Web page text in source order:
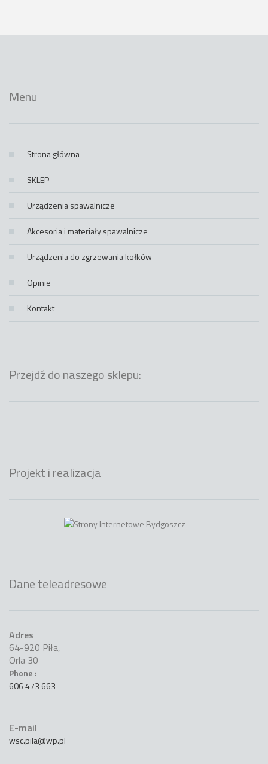
Menu
Strona główna
SKLEP
Urządzenia spawalnicze
Akcesoria i materiały spawalnicze
Urządzenia do zgrzewania kołków
Opinie
Kontakt
Przejdź do naszego sklepu:
Projekt i realizacja
Dane teleadresowe
Adres
64-920 Piła,
Orla 30
Phone :
606 473 663
E-mail
wsc.pila@wp.pl